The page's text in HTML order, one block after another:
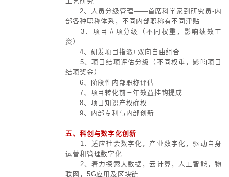
创；
2、融合各个产业，形成若干融
的格局。在5-10年内进入产业化高
将产生波澜壮阔的传导效应是关键确
种投资形态，多种证券化路径，昭示
机会；
4、未来十年是中国科创产业
潮，国际化行为潮是重大确定性；
5、由此缔造的产业基金，股权
并购机会及新三板，北交所，科创板
会巨大。